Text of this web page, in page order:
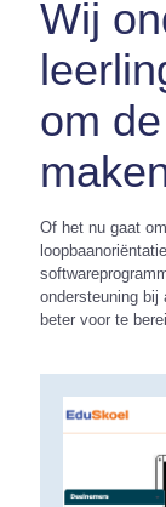
Wij
om
Of het nu gaat
ondersteuning bij
beter voor te